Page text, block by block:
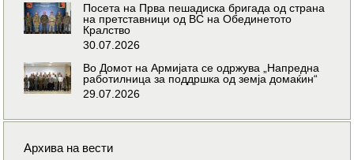
Посета на Прва пешадиска бригада од страна
на претставници од ВС на Обединетото
Кралство
30.07.2026
Во Домот на Армијата се одржува „Напредна
работилница за поддршка од земја домаќин“
29.07.2026
Архива на вести